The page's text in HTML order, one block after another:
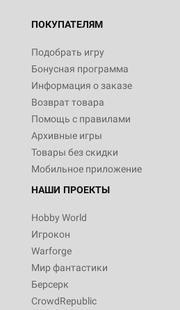
ПОКУПАТЕЛЯМ
Подобрать игру
Бонусная программа
Информация о заказе
Возврат товара
Помощь с правилами
Архивные игры
Товары без скидки
Мобильное приложение
НАШИ ПРОЕКТЫ
Hobby World
Игрокон
Warforge
Мир фантастики
Берсерк
CrowdRepublic